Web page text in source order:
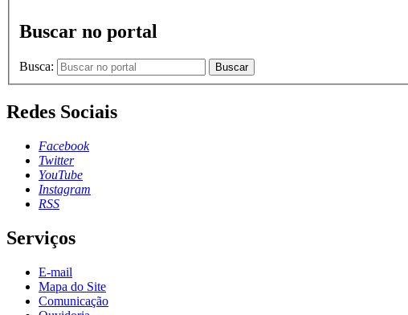
Buscar no portal
Busca: Buscar
Redes Sociais
Facebook
Twitter
YouTube
Instagram
RSS
Serviços
E-mail
Mapa do Site
Comunicação